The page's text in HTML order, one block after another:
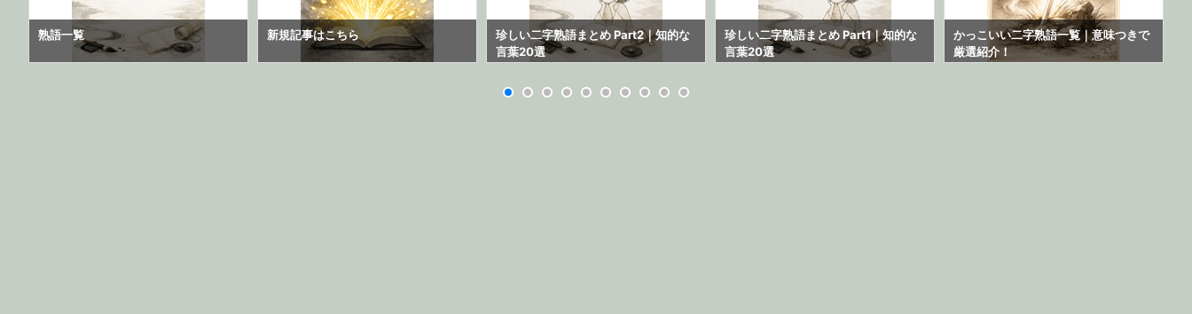
熟語一覧 新規記事はこちら
珍しい二字熟語まとめ Part2｜知的な
言葉20選
珍しい二字熟語まとめ Part1｜知的な
言葉20選
かっこいい二字熟語一覧｜意味つきで
厳選紹介！